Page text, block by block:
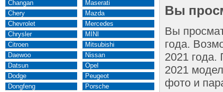
Changan
Chery
Chevrolet
Chrysler
Citroen
Daewoo
Datsun
Dodge
Dongfeng
Maserati
Mazda
Mercedes
MINI
Mitsubishi
Nissan
Opel
Peugeot
Porsche
Вы
Вы
года.
2021 года.
2021
фото и